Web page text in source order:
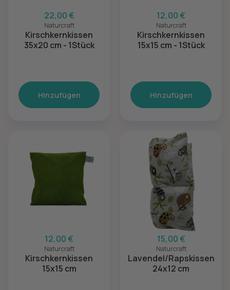
22,00 €
Naturcraft
Kirschkernkissen
35x20 cm - 1Stück
Hinzufügen
12,00 €
Naturcraft
Kirschkernkissen
15x15 cm - 1Stück
Hinzufügen
12,00 €
Naturcraft
Kirschkernkissen
15x15 cm
15,00 €
Naturcraft
Lavendel/Rapskissen
24x12 cm